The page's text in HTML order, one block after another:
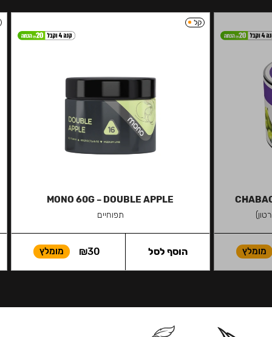
מומלץ
קל
MONO 60G – DOUBLE APPLE
תפוחיים
₪30 מומלץ הוסף לסל